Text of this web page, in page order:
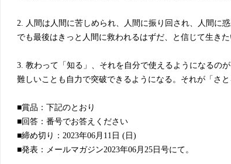
2. 人間は人間に苦しめられ、人間に振り回され、人間に
でも最後はきっと人間に救われるはずだ、と信じて生きた
3. 教わって「知る」、それを自分で使えるようになるの
難しいことも自力で突破できるようになる。それが「さと
■賞品：下記のとおり
■回答：番号でお答えください
■締め切り：2023年06月11日 (日)
■発表：メールマガジン2023年06月25日号にて。